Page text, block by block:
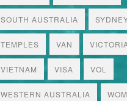
SOUTH AUSTRALIA
TEMPLES VAN
VIETNAM VISA VOL
WESTERN AUSTRALIA